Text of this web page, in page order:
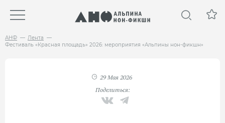
АНФ
Лента
Фестиваль «Красная площадь» 2026: мероприятия «Альпины нон-фикшн»
29 Мая 2026
Поделиться: